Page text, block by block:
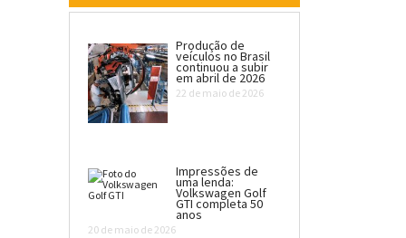
Produção de
veículos no Brasil
continuou a subir
em abril de 2026
22 de maio de 2026
Impressões de
uma lenda:
Volkswagen Golf
GTI completa 50
anos
20 de maio de 2026